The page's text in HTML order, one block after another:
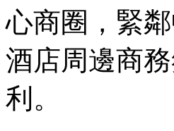
心商圈，緊
酒店周邊商
利。